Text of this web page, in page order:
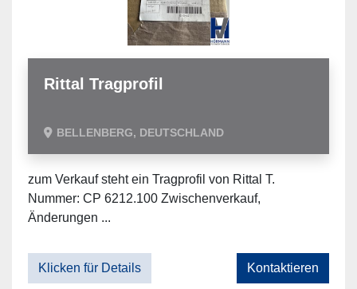
Rittal Tragprofil
BELLENBERG, DEUTSCHLAND
zum Verkauf steht ein Tragprofil von Rittal T.
Nummer: CP 6212.100 Zwischenverkauf,
Änderungen ...
Klicken für Details Kontaktieren